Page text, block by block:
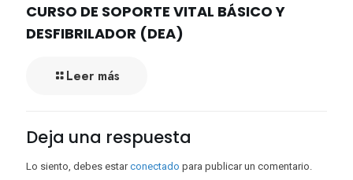
CURSO DE SOPORTE VITAL BÁSICO Y
DESFIBRILADOR (DEA)
Leer más
Deja una respuesta
Lo siento, debes estarconectado para publicar un comentario.